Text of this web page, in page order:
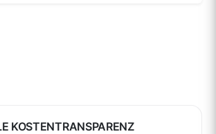
KOSTENTRANSPARENZ